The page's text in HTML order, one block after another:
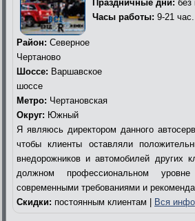
Праздничные дни: без
Часы работы: 9-21 час.
Район: Северное
Чертаново
Шоссе: Варшавское
шоссе
Метро: Чертановская
Округ: Южный
Я являюсь директором данного
чтобы клиенты оставляли
внедорожников и автомобилей других
должном профессиональном
современными требованиями и
Скидки: постоянным клиентам | Вся